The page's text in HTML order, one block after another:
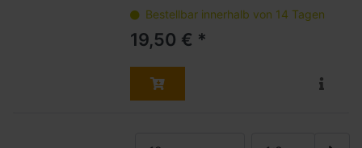
Bestellbar innerhalb von 14 Tagen
19,50 € *